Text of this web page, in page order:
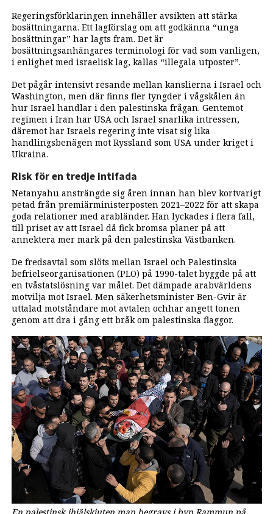
Regeringsförklaringen innehåller avsikten att stärka
bosättningarna. Ett lagförslag om att godkänna “unga
bosättningar” har lagts fram. Det är
bosättningsanhängares terminologi för vad som vanligen,
i enlighet med israelisk lag, kallas “illegala utposter”.
Det pågår intensivt resande mellan kanslierna i Israel och
Washington, men där finns fler tyngder i vågskålen än
hur Israel handlar i den palestinska frågan. Gentemot
regimen i Iran har USA och Israel snarlika intressen,
däremot har Israels regering inte visat sig lika
handlingsbenägen mot Ryssland som USA under kriget i
Ukraina.
Risk för en tredje intifada
Netanyahu ansträngde sig åren innan han blev kortvarigt
petad från premiärministerposten 2021–2022 för att skapa
goda relationer med arabländer. Han lyckades i flera fall,
till priset av att Israel då fick bromsa planer på att
annektera mer mark på den palestinska Västbanken.
De fredsavtal som slöts mellan Israel och Palestinska
befrielseorganisationen (PLO) på 1990-talet byggde på att
en tvåstatslösning var målet. Det dämpade arabvärldens
motvilja mot Israel. Men säkerhetsminister Ben-Gvir är
uttalad motståndare mot avtalen ochhar angett tonen
genom att dra i gång ett bråk om palestinska flaggor.